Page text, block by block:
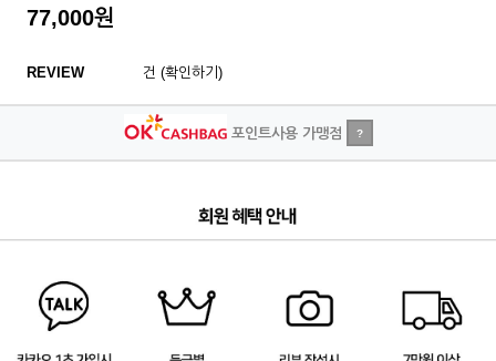
77,000원
REVIEW 건 (확인하기)
포인트사용 가맹점 ?